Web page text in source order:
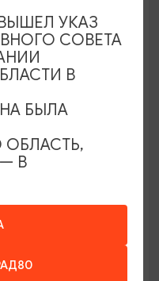
Елены
УКАЗ
СОВЕТА
В
БЫЛА
В